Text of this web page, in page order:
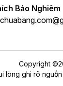
Bảo Nghiêm
Copyright
lòng ghi rõ